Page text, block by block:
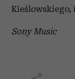
Sony Music